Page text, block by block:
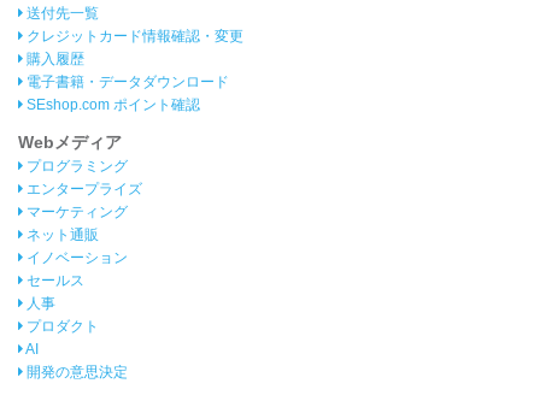
送付先一覧
クレジットカード情報確認・変更
購入履歴
電子書籍・データダウンロード
SEshop.com ポイント確認
Webメディア
プログラミング
エンタープライズ
マーケティング
ネット通販
イノベーション
セールス
人事
プロダクト
AI
開発の意思決定